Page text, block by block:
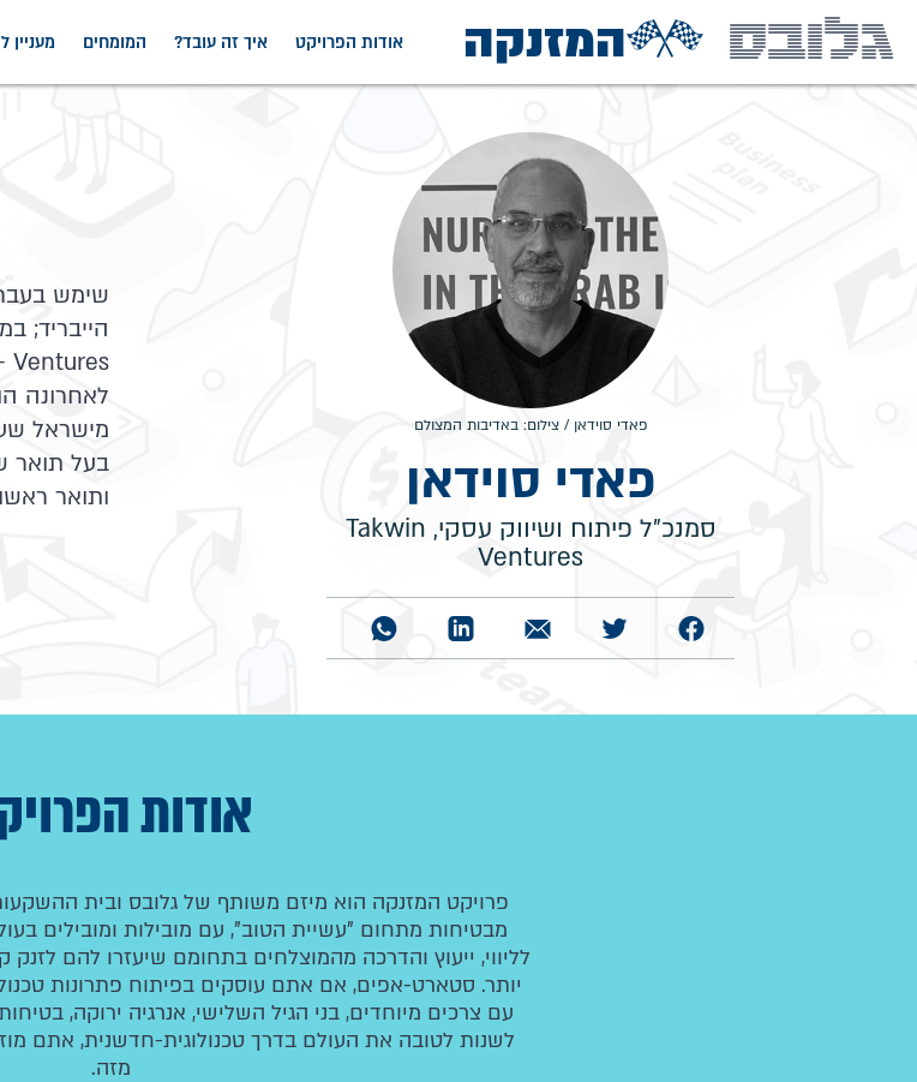
המזנקה אודות הפרויקט איך זה עובד? המומחים מעניין
פאדי סוידאן / צילום: באדיבות המצולם
פאדי סוידאן
סמנכ"ל פיתוח ושיווק עסקי, Takwin
Ventures
שימש
מישראל
בעל תואר
ותואר
אודות
פרויקט המזנקה הוא מיזם משותף של גלובס ובית
מבטיחות מתחום "עשיית הטוב", עם מובילות ומובילים
לליווי, ייעוץ והדרכה מהמוצלחים בתחומם שיעזרו להם
יותר. סטארט-אפים, אם אתם עוסקים בפיתוח פתרונות
עם צרכים מיוחדים, בני הגיל השלישי, אנרגיה ירוקה,
לשנות לטובה את העולם בדרך טכנולוגית-חדשנית, אתם
מזה.